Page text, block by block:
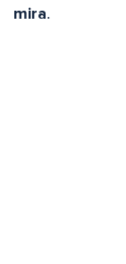
mira.